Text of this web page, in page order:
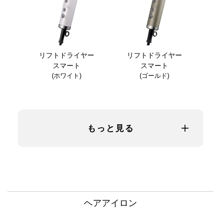
リフトドライヤー
スマート
(ホワイト)
リフトドライヤー
スマート
(ゴールド)
もっと見る
ヘアアイロン